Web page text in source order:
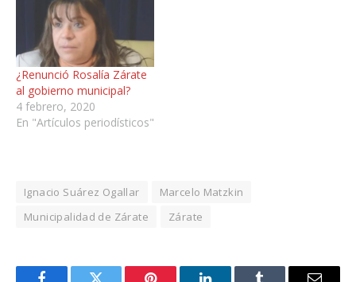
¿Renunció Rosalía Zárate
al gobierno municipal?
4 febrero, 2020
En "Artículos periodísticos"
Ignacio Suárez Ogallar
Marcelo Matzkin
Municipalidad de Zárate
Zárate